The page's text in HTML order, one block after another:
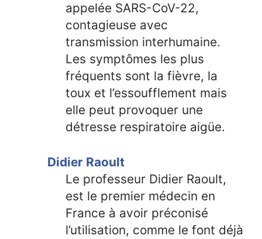
appelée SARS-CoV-22,
contagieuse avec
transmission interhumaine.
Les symptômes les plus
fréquents sont la fièvre, la
toux et l’essoufflement mais
elle peut provoquer une
détresse respiratoire aigüe.
Didier Raoult
Le professeur Didier Raoult,
est le premier médecin en
France à avoir préconisé
l’utilisation, comme le font déjà